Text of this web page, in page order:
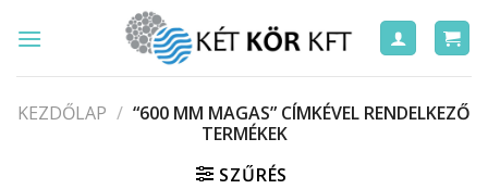
KEZDŐLAP / “600 MM MAGAS” CÍMKÉVEL RENDELKEZŐ
TERMÉKEK
SZŰRÉS